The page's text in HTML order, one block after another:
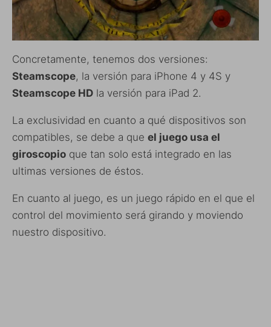
Concretamente, tenemos dos versiones:
Steamscope, la versión para iPhone 4 y 4S y
Steamscope HD la versión para iPad 2.
La exclusividad en cuanto a qué dispositivos son
compatibles, se debe a que el juego usa el
giroscopio que tan solo está integrado en las
ultimas versiones de éstos.
En cuanto al juego, es un juego rápido en el que el
control del movimiento será girando y moviendo
nuestro dispositivo.